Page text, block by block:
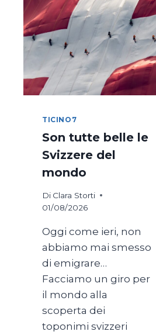
BICICLETTA
TICINO7
Son tutte belle le
Svizzere del
mondo
Di Clara Storti
01/08/2026
Oggi come ieri, non
abbiamo mai smesso
di emigrare…
Facciamo un giro per
il mondo alla
scoperta dei
toponimi svizzeri